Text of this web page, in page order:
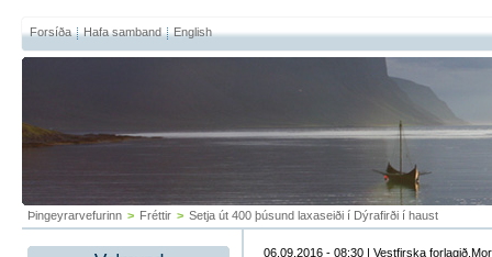
Forsíða Hafa samband English
Þingeyrarvefurinn > Fréttir > Setja út 400 þúsund laxaseiði í Dýrafirði í haust
06.09.2016 - 08:30 | Vestfirska